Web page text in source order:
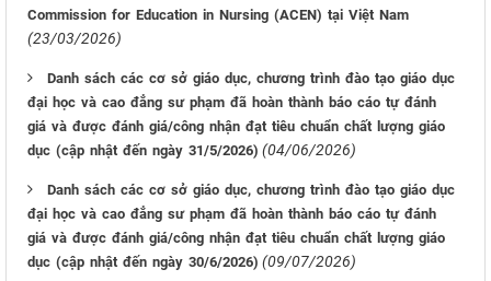
Commission for Education in Nursing (ACEN) tại Việt Nam
(23/03/2026)
Danh sách các cơ sở giáo dục, chương trình đào tạo giáo dục
đại học và cao đẳng sư phạm đã hoàn thành báo cáo tự đánh
giá và được đánh giá/công nhận đạt tiêu chuẩn chất lượng giáo
dục (cập nhật đến ngày 31/5/2026) (04/06/2026)
Danh sách các cơ sở giáo dục, chương trình đào tạo giáo dục
đại học và cao đẳng sư phạm đã hoàn thành báo cáo tự đánh
giá và được đánh giá/công nhận đạt tiêu chuẩn chất lượng giáo
dục (cập nhật đến ngày 30/6/2026) (09/07/2026)